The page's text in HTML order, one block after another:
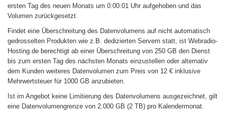
ersten Tag des neuen Monats um 0:00:01 Uhr aufgehoben und das
Volumen zurückgesetzt.
Findet eine Überschreitung des Datenvolumens auf nicht automatisch
gedrosselten Produkten wie z.B. dedizierten Servern statt, ist Webradio-
Hosting.de berechtigt ab einer Überschreitung von 250 GB den Dienst
bis zum ersten Tag des nächsten Monats einzustellen oder alternativ
dem Kunden weiteres Datenvolumen zum Preis von 12 € inklusive
Mehrwertsteuer für 1000 GB anzubieten.
Ist im Angebot keine Limitierung des Datenvolumens ausgezeichnet, gilt
eine Datenvolumengrenze von 2.000 GB (2 TB) pro Kalendermonat.